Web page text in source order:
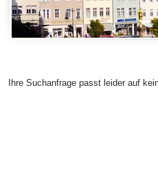
Ihre Suchanfrage passt leider auf